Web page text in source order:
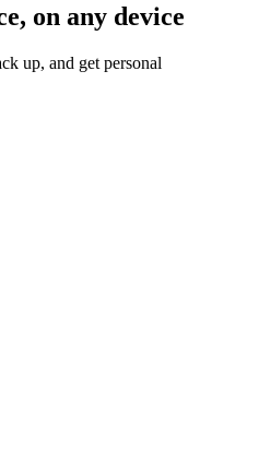
on any device
up, and get personal